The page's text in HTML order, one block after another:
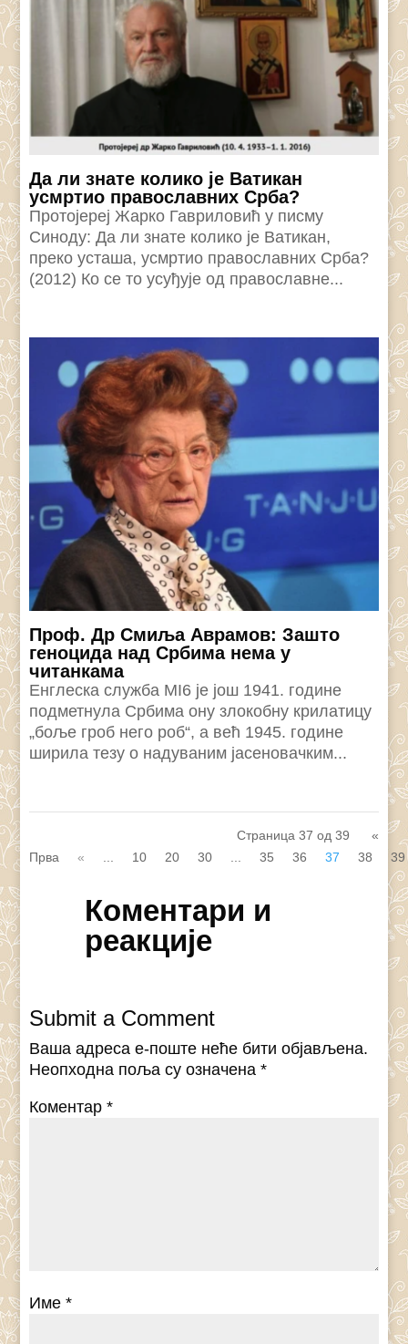
Да ли знате колико је Ватикан
усмртио православних Срба?
Протојереј Жарко Гавриловић у писму
Синоду: Да ли знате колико је Ватикан,
преко усташа, усмртио православних Срба?
(2012) Ко се то усуђује од православне...
Проф. Др Смиља Аврамов: Зашто
геноцида над Србима нема у
читанкама
Енглеска служба МI6 је још 1941. године
подметнула Србима ону злокобну крилатицу
„боље гроб него роб“, а већ 1945. године
ширила тезу о надуваним јасеновачким...
Страница 37 од 39
«
Прва
« 10 20 30 35 36 37 38 39
Коментари и
реакције
Submit a Comment
Ваша адреса е-поште неће бити објављена.
Неопходна поља су означена*
Коментар*
Име*